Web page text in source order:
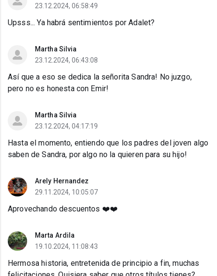
23.12.2024, 06:58:49
Upsss... Ya habrá sentimientos por Adalet?
Martha Silvia
23.12.2024, 06:43:08
Así que a eso se dedica la señorita Sandra! No juzgo,
pero no es honesta con Emir!
Martha Silvia
23.12.2024, 04:17:19
Hasta el momento, entiendo que los padres del joven algo
saben de Sandra, por algo no la quieren para su hijo!
Arely Hernandez
29.11.2024, 10:05:07
Aprovechando descuentos ❤️❤️
Marta Ardila
19.10.2024, 11:08:43
Hermosa historia, entretenida de principio a fin, muchas